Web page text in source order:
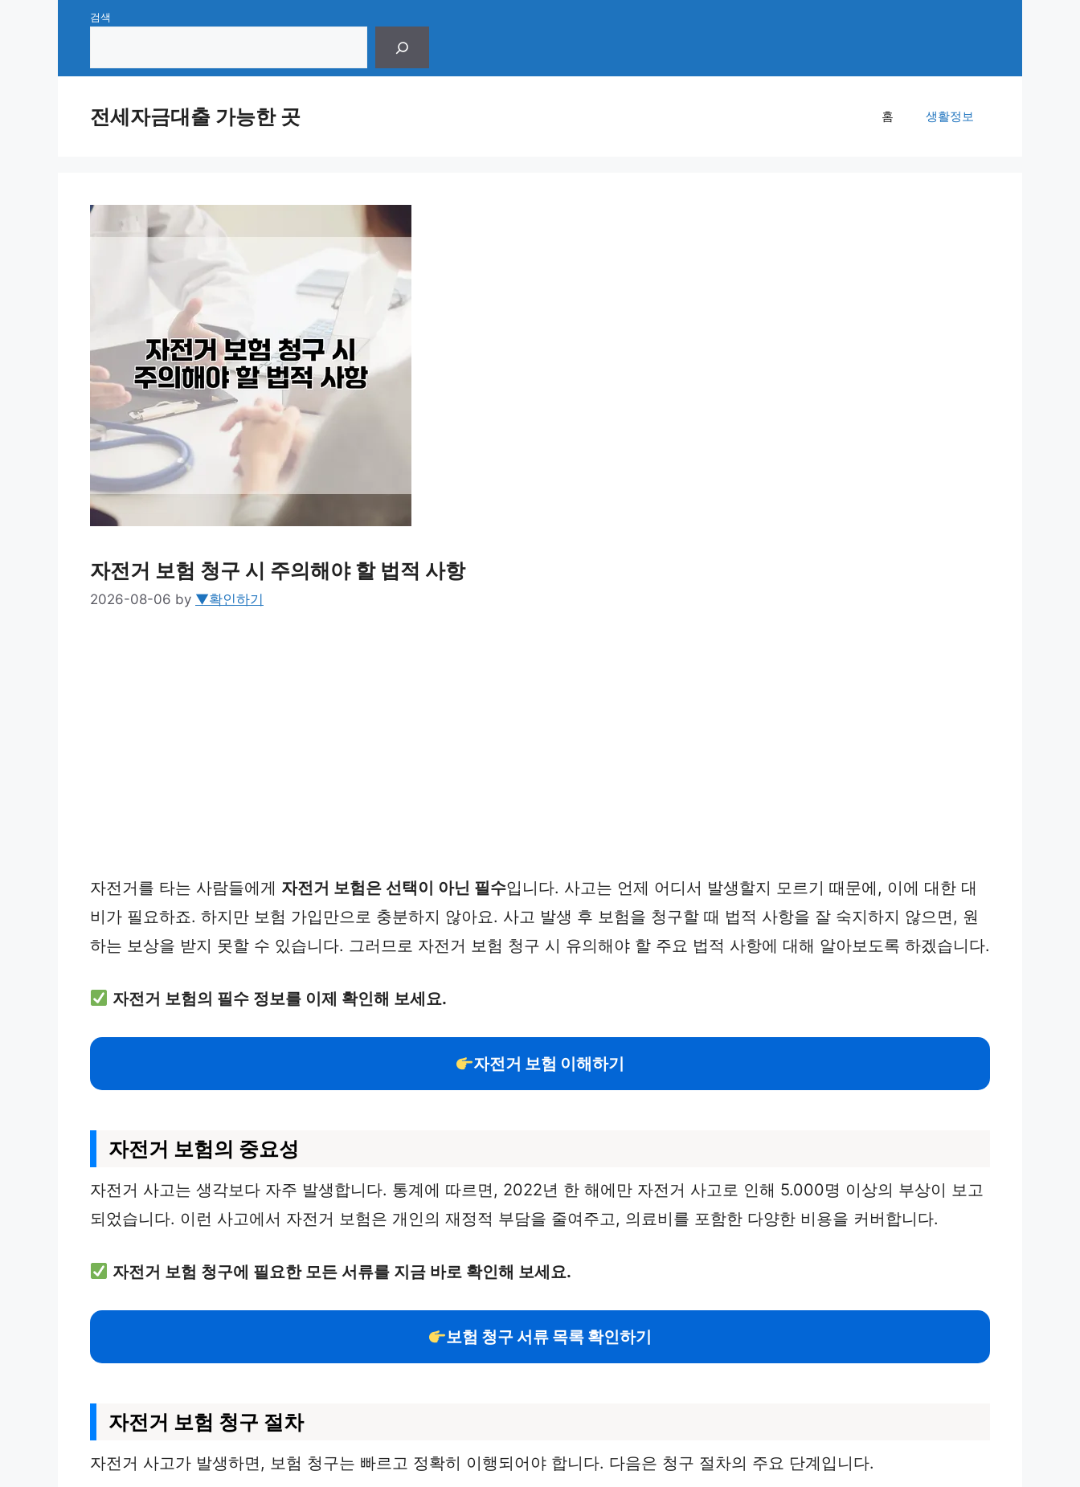
검색
전세자금대출 가능한 곳 홈 생활정보
자전거 보험 청구 시 주의해야 할 법적 사항
2026-08-06 by ▼확인하기
자전거를 타는 사람들에게 자전거 보험은 선택이 아닌 필수입니다. 사고는 언제 어디서 발생할지 모르기 때문에, 이에 대한 대
비가 필요하죠. 하지만 보험 가입만으로 충분하지 않아요. 사고 발생 후 보험을 청구할 때 법적 사항을 잘 숙지하지 않으면, 원
하는 보상을 받지 못할 수 있습니다. 그러므로 자전거 보험 청구 시 유의해야 할 주요 법적 사항에 대해 알아보도록 하겠습니다.
자전거 보험의 필수 정보를 이제 확인해 보세요.
자전거 보험 이해하기
자전거 보험의 중요성
자전거 사고는 생각보다 자주 발생합니다. 통계에 따르면, 2022년 한 해에만 자전거 사고로 인해 5.000명 이상의 부상이 보고
되었습니다. 이런 사고에서 자전거 보험은 개인의 재정적 부담을 줄여주고, 의료비를 포함한 다양한 비용을 커버합니다.
자전거 보험 청구에 필요한 모든 서류를 지금 바로 확인해 보세요.
보험 청구 서류 목록 확인하기
자전거 보험 청구 절차
자전거 사고가 발생하면, 보험 청구는 빠르고 정확히 이행되어야 합니다. 다음은 청구 절차의 주요 단계입니다.